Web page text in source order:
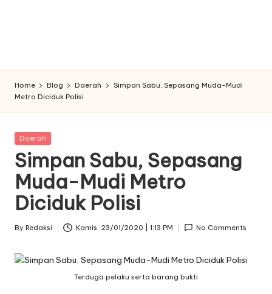
Home Blog Daerah
Simpan Sabu, Sepasang Muda-Mudi
Metro Diciduk Polisi
Posted
Daerah
Simpan Sabu, Sepasang
Muda-Mudi Metro
Diciduk Polisi
Posted
By Redaksi Kamis. 23/01/2020 | 1:13 PM No Comments
Terduga pelaku serta barang bukti